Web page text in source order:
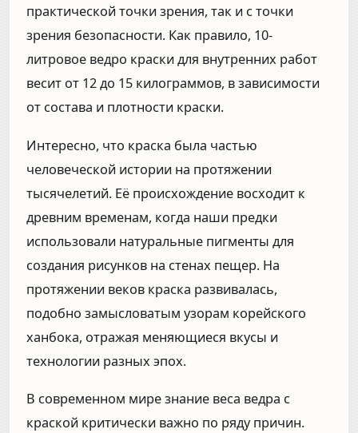
практической точки зрения, так и с точки
зрения безопасности. Как правило, 10-
литровое ведро краски для внутренних работ
весит от 12 до 15 килограммов, в зависимости
от состава и плотности краски.
Интересно, что краска была частью
человеческой истории на протяжении
тысячелетий. Её происхождение восходит к
древним временам, когда наши предки
использовали натуральные пигменты для
создания рисунков на стенах пещер. На
протяжении веков краска развивалась,
подобно замысловатым узорам корейского
ханбока, отражая меняющиеся вкусы и
технологии разных эпох.
В современном мире знание веса ведра с
краской критически важно по ряду причин.